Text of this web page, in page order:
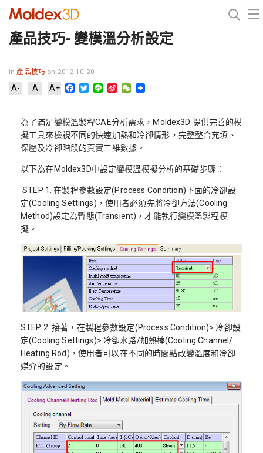
產品技巧- 變模溫分析設定
in 產品技巧 on 2012-10-20
A- A A+ Facebook
Twitter
Line Sina WeChat
為了滿足變模溫製程CAE分析需求，Moldex3D 提供完善的模
擬工具來檢視不同的快速加熱和冷卻情形，完整整合充填、
保壓及冷卻階段的真實三維數據。
以下為在Moldex3D中設定變模溫模擬分析的基礎步驟：
STEP 1. 在製程參數設定(Process Condition)下面的冷卻設
定(Cooling Settings)，使用者必須先將冷卻方法(Cooling
Method)設定為暫態(Transient)，才能執行變模溫製程模
擬。
STEP 2. 接著，在製程參數設定(Process Condition)> 冷卻設
定(Cooling Settings)> 冷卻水路/加熱棒(Cooling Channel/
Heating Rod)，使用者可以在不同的時間點改變溫度和冷卻
媒介的設定。